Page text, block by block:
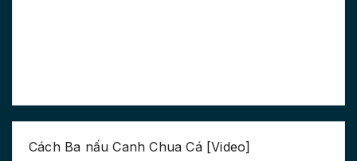
Cách Ba nấu Canh Chua Cá [Video]